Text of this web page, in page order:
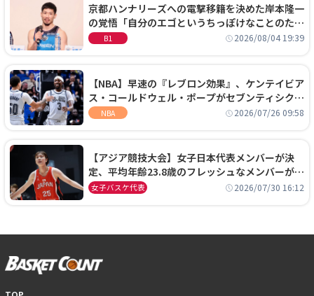
京都ハンナリーズへの電撃移籍を決めた岸本隆一
の覚悟「自分のエゴというちっぽけなことのため
に、京都に来たわけではない」
B1 2026/08/04 19:39
【NBA】早速の『レブロン効果』、ケンテイビア
ス・コールドウェル・ポープがセブンティシクサ
ーズに1年契約で加入
NBA 2026/07/26 09:58
【アジア競技大会】女子日本代表メンバーが決
定、平均年齢23.8歳のフレッシュなメンバーが日
本開催の大舞台で頂点を狙う
女子バスケ代表 2026/07/30 16:12